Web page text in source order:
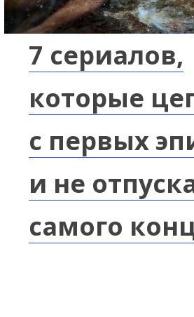
7 сериалов,
которые
с первых
и не
самого